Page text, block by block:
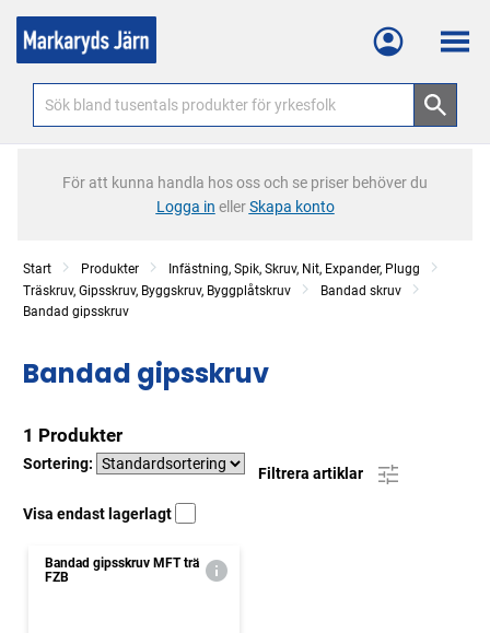
Meny
För att kunna handla hos oss och se priser behöver du
Logga in ellerSkapa konto
Start Produkter
Infästning, Spik, Skruv, Nit, Expander, Plugg
Träskruv, Gipsskruv, Byggskruv, Byggplåtskruv
Bandad skruv
Bandad gipsskruv
Bandad gipsskruv
1 Produkter
Sortering:
Filtrera artiklar
Visa endast lagerlagt
Bandad gipsskruv MFT trä
FZB